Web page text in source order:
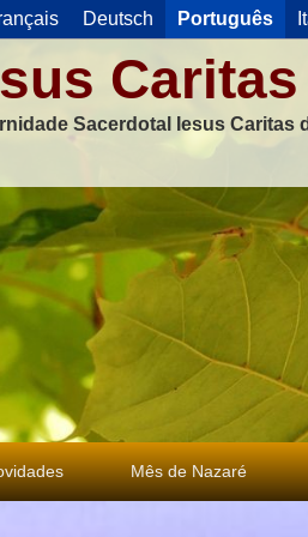
Deutsch Português
Caritas
Sacerdotal Iesus Caritas
Mês de Nazaré